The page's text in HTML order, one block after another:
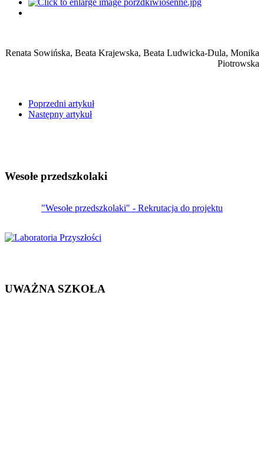
Renata Sowińska, Beata Krajewska, Beata Ludwicka-Dula, Monika
Piotrowska
Poprzedni artykuł
Następny artykuł
Wesołe przedszkolaki
"Wesołe przedszkolaki" - Rekrutacja do projektu
UWAŻNA SZKOŁA